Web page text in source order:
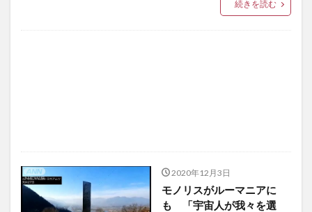
続きを読む
2020年12月3日
モノリスがルーマニアに
も 「宇宙人が我々を選